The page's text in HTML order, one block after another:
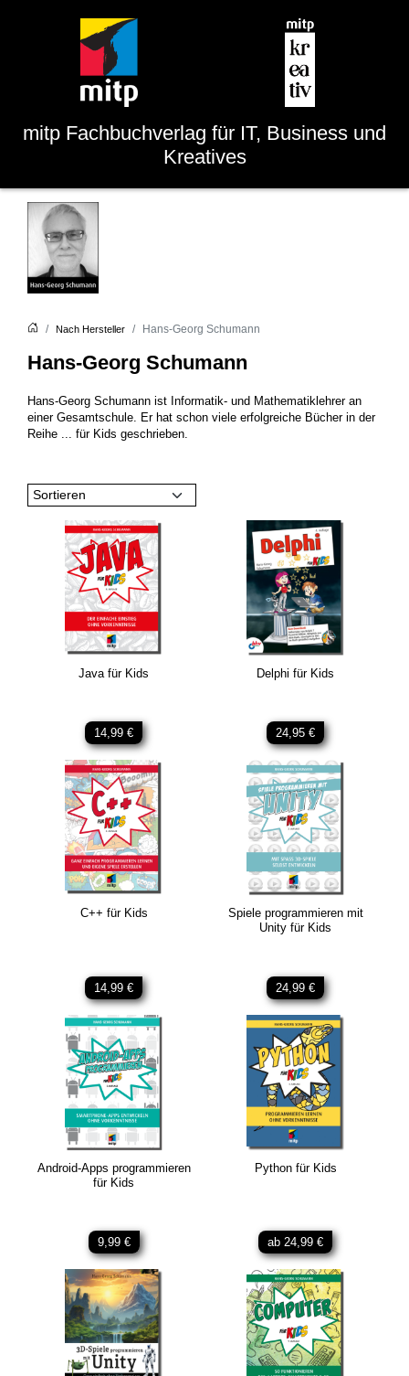
mitp Fachbuchverlag für IT, Business und
Kreatives
Nach Hersteller Hans-Georg Schumann
Hans-Georg Schumann
Hans-Georg Schumann ist Informatik- und Mathematiklehrer an
einer Gesamtschule. Er hat schon viele erfolgreiche Bücher in der
Reihe ... für Kids geschrieben.
Sortieren
Java für Kids
14,99 €
Delphi für Kids
24,95 €
C++ für Kids
14,99 €
Spiele programmieren mit
Unity für Kids
24,99 €
Android-Apps programmieren
für Kids
9,99 €
Python für Kids
ab 24,99 €